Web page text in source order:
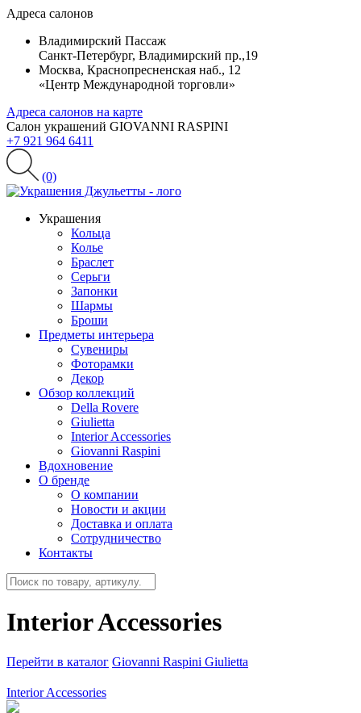
Адреса салонов
Владимирский Пассаж
Санкт-Петербург, Владимирский пр.,19
Москва, Краснопресненская наб., 12
«Центр Международной торговли»
Адреса салонов на карте
Салон украшений GIOVANNI RASPINI
+7 921 964 6411
(0)
Украшения
Кольца
Колье
Браслет
Серьги
Запонки
Шармы
Броши
Предметы интерьера
Сувениры
Фоторамки
Декор
Обзор коллекций
Della Rovere
Giulietta
Interior Accessories
Giovanni Raspini
Вдохновение
О бренде
О компании
Новости и акции
Доставка и оплата
Сотрудничество
Контакты
Interior Accessories
Перейти в каталог Giovanni Raspini Giulietta
Interior Accessories